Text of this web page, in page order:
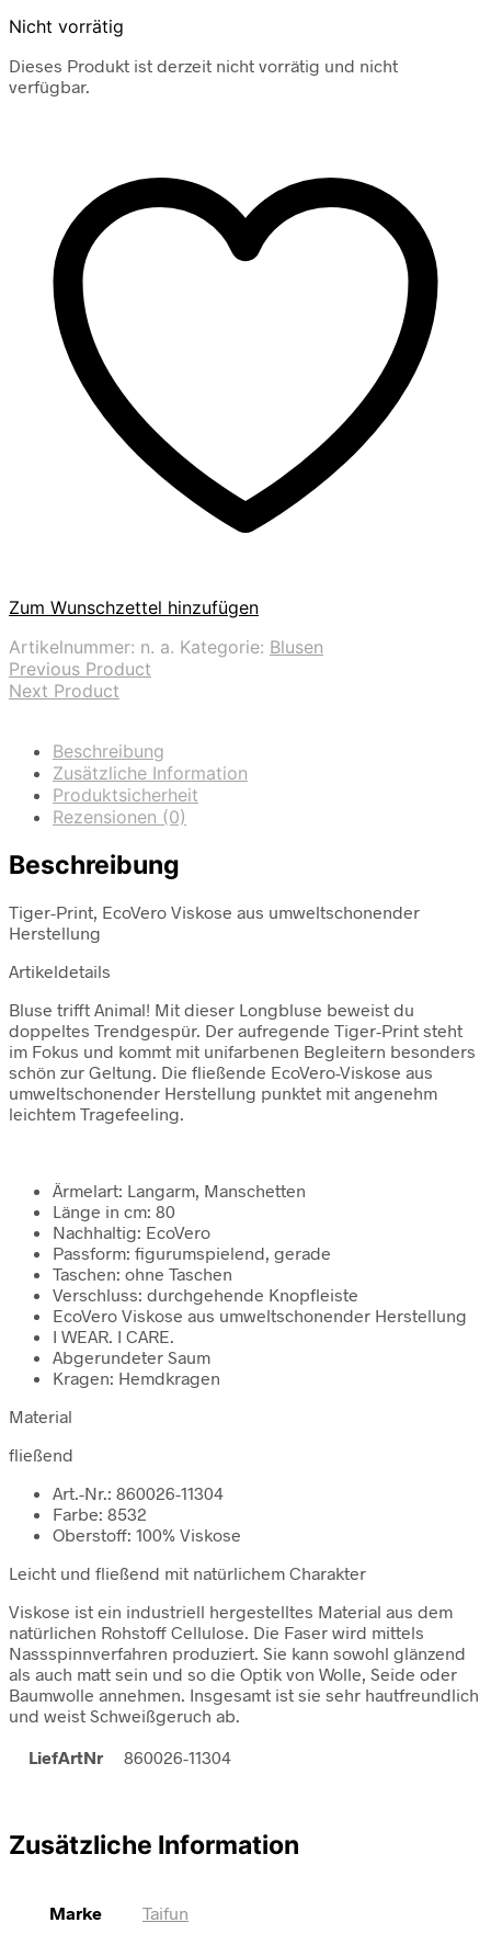
Nicht vorrätig
Dieses Produkt ist derzeit nicht vorrätig und nicht
verfügbar.
Zum Wunschzettel hinzufügen
Artikelnummer: n. a. Kategorie: Blusen
Previous Product
Next Product
Beschreibung
Zusätzliche Information
Produktsicherheit
Rezensionen (0)
Beschreibung
Tiger-Print, EcoVero Viskose aus umweltschonender
Herstellung
Artikeldetails
Bluse trifft Animal! Mit dieser Longbluse beweist du
doppeltes Trendgespür. Der aufregende Tiger-Print steht
im Fokus und kommt mit unifarbenen Begleitern besonders
schön zur Geltung. Die fließende EcoVero-Viskose aus
umweltschonender Herstellung punktet mit angenehm
leichtem Tragefeeling.
Ärmelart: Langarm, Manschetten
Länge in cm: 80
Nachhaltig: EcoVero
Passform: figurumspielend, gerade
Taschen: ohne Taschen
Verschluss: durchgehende Knopfleiste
EcoVero Viskose aus umweltschonender Herstellung
I WEAR. I CARE.
Abgerundeter Saum
Kragen: Hemdkragen
Material
fließend
Art.-Nr.: 860026-11304
Farbe: 8532
Oberstoff: 100% Viskose
Leicht und fließend mit natürlichem Charakter
Viskose ist ein industriell hergestelltes Material aus dem
natürlichen Rohstoff Cellulose. Die Faser wird mittels
Nassspinnverfahren produziert. Sie kann sowohl glänzend
als auch matt sein und so die Optik von Wolle, Seide oder
Baumwolle annehmen. Insgesamt ist sie sehr hautfreundlich
und weist Schweißgeruch ab.
LiefArtNr
860026-11304
Zusätzliche Information
Marke Taifun